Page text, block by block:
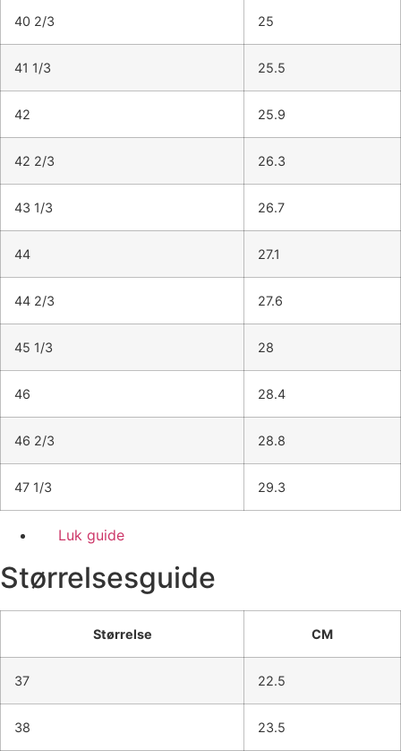
40 2/3 25
41 1/3 25.5
42 25.9
42 2/3 26.3
43 1/3 26.7
44 27.1
44 2/3 27.6
45 1/3 28
46 28.4
46 2/3 28.8
47 1/3 29.3
Luk guide
Størrelsesguide
Størrelse CM
37 22.5
38 23.5